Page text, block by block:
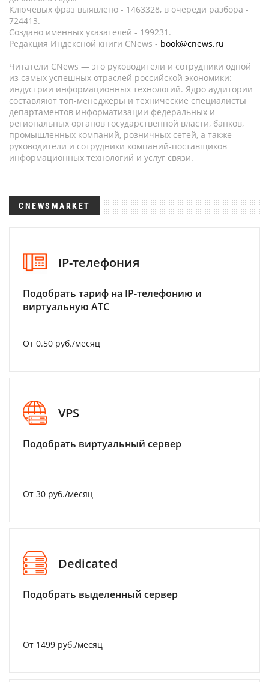
Ключевых фраз выявлено - 1463328, в очереди разбора -
724413.
Создано именных указателей - 199231.
Редакция Индексной книги CNews - book@cnews.ru
Читатели CNews — это руководители и сотрудники одной
из самых успешных отраслей российской экономики:
индустрии информационных технологий. Ядро аудитории
составляют топ-менеджеры и технические специалисты
департаментов информатизации федеральных и
региональных органов государственной власти, банков,
промышленных компаний, розничных сетей, а также
руководители и сотрудники компаний-поставщиков
информационных технологий и услуг связи.
CNEWSMARKET
IP-телефония
Подобрать тариф на IP-телефонию и
виртуальную АТС
От 0.50 руб./месяц
VPS
Подобрать виртуальный сервер
От 30 руб./месяц
Dedicated
Подобрать выделенный сервер
От 1499 руб./месяц